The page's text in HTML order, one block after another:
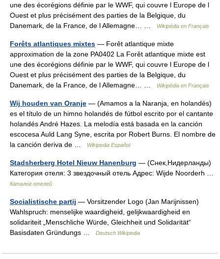
une des écorégions définie par le WWF, qui couvre l Europe de l
Ouest et plus précisément des parties de la Belgique, du
Danemark, de la France, de l Allemagne… …
Wikipédia en Français
Forêts atlantiques mixtes — Forêt atlantique mixte
approximation de la zone PA0402 La Forêt atlantique mixte est
une des écorégions définie par le WWF, qui couvre l Europe de l
Ouest et plus précisément des parties de la Belgique, du
Danemark, de la France, de l Allemagne… …
Wikipédia en Français
Wij houden van Oranje — (Amamos a la Naranja, en holandés)
es el título de un himno holandés de fútbol escrito por el cantante
holandés André Hazes. La melodía está basada en la canción
escocesa Auld Lang Syne, escrita por Robert Burns. El nombre de
la canción deriva de …
Wikipedia Español
Stadsherberg Hotel Nieuw Hanenburg — (Снек,Нидерланды)
Категория отеля: 3 звездочный отель Адрес: Wijde Noorderh …
Каталог отелей
Socialistische partij — Vorsitzender Logo (Jan Marijnissen)
Wahlspruch: menselijke waardigheid, gelijkwaardigheid en
solidariteit „Menschliche Würde, Gleichheit und Solidarität“
Basisdaten Gründungs …
Deutsch Wikipedia